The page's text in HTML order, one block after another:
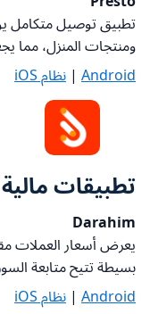
تطبيق توصيل متكامل
ومنتجات المنزل، مما
Android
| نظام iOS
تطبيقات
Darahim
يعرض أسعار العملات
بسيطة تتيح متابعة
Android
| نظام iOS